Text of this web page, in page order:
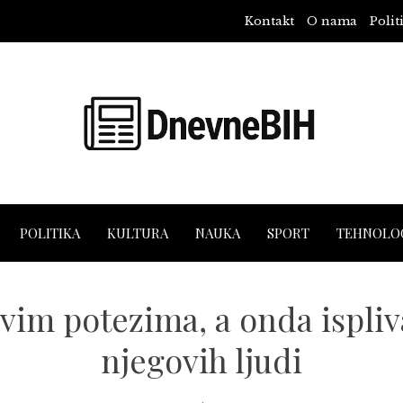
Kontakt O nama
POLITIKA KULTURA NAUKA SPORT
potezima, a onda
njegovih ljudi